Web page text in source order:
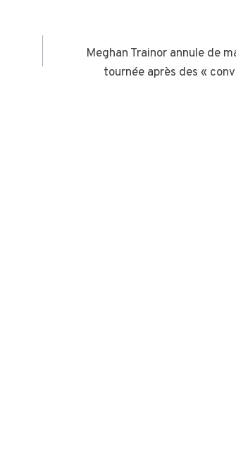
Meghan Trainor annule de
tournée après des «